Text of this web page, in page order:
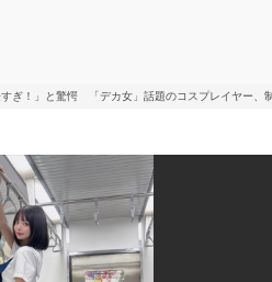
すぎ！」と驚愕 「デカ女」話題のコスプレイヤー、